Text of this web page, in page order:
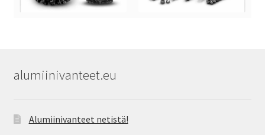
alumiinivanteet.eu
Alumiinivanteet netistä!